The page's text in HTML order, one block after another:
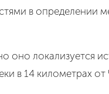
в определении
оно локализуется
в 14 километрах от